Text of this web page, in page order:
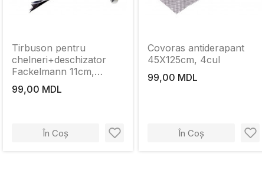
Tirbuson pentru
chelneri+deschizator
Fackelmann 11cm,
inox/plastic
99,00 MDL
În Coș
Covoras antiderapant
45Х125сm, 4cul
99,00 MDL
În Coș